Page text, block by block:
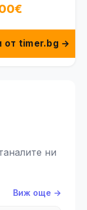
от timer.bg →
ни
Виж още →